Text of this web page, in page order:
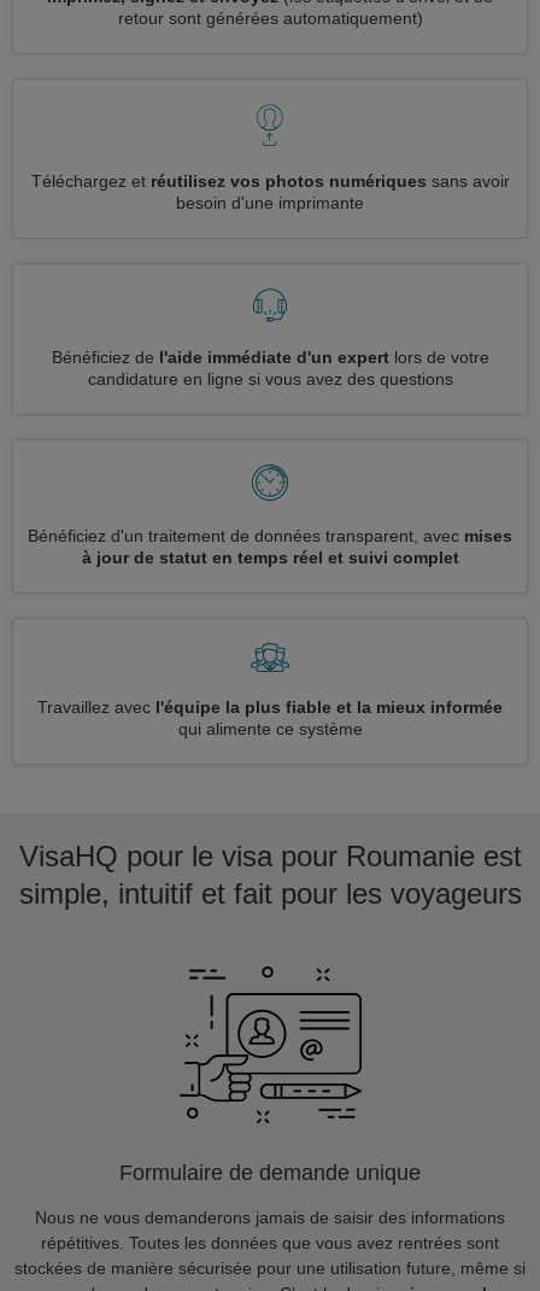
retour sont générées automatiquement)
Téléchargez et réutilisez vos photos numériques sans avoir
besoin d'une imprimante
Bénéficiez de l'aide immédiate d'un expertlors de votre
candidature en ligne si vous avez des questions
Bénéficiez d'un traitement de données transparent, avec mises
à jour de statut en temps réel et suivi complet
Travaillez avec l'équipe la plus fiable et la mieux informée
qui alimente ce système
VisaHQ pour le visa pour Roumanie est
simple, intuitif et fait pour les voyageurs
Formulaire de demande unique
Nous ne vous demanderons jamais de saisir des informations
répétitives. Toutes les données que vous avez rentrées sont
stockées de manière sécurisée pour une utilisation future, même si